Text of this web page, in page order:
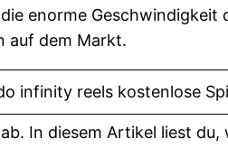
enorme
auf dem Markt.
In diesem Artikel liest